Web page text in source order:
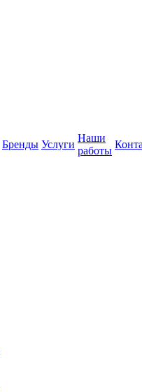
Бренды Услуги
Наши
работы